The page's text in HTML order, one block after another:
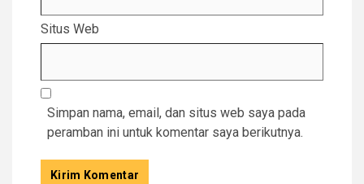
Situs Web
Simpan nama, email, dan situs web saya pada
peramban ini untuk komentar saya berikutnya.